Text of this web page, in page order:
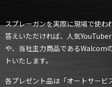
スプレーガンを実際に現場で使わ
答えいただければ、人気
や、当社主力商品であるWalcom
トいたします。
各プレゼント品は「オートサー